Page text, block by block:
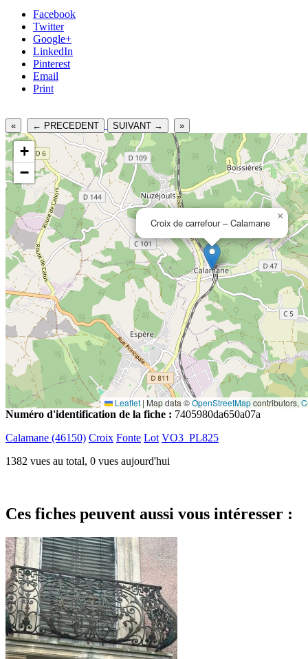
Facebook
Twitter
Google+
LinkedIn
Pinterest
Email
Print
« ← PRECEDENT SUIVANT → »
Croix de carrefour – Calamane
×
+
−
Leaflet | Map data ©OpenStreetMapcontributors,
Numéro d'identification de la fiche : 7405980da650a07a
Calamane (46150) Croix Fonte Lot VO3_PL825
1382 vues au total, 0 vues aujourd'hui
Ces fiches peuvent aussi vous intéresser :